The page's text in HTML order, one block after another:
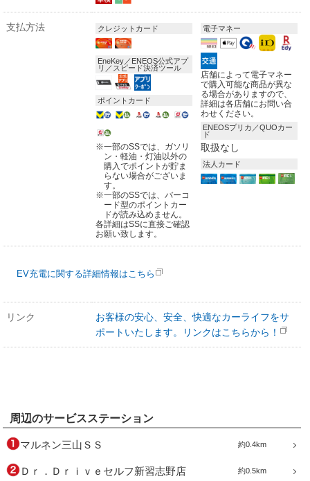
支払方法 クレジットカード
EneKey／ENEOS公式アプ
リ／スピード決済ツール
ポイントカード
※一部のSSでは、ガソリ
ン・軽油・灯油以外の
購入でポイントが貯ま
らない場合がございま
す。
※一部のSSでは、バーコ
ード型のポイントカー
ドが読み込めません。
各詳細はSSに直接ご確認
お願い致します。
電子マネー
店舗によって電子マネー
で購入可能な商品が異な
る場合がありますので、
詳細は各店舗にお問い合
わせください。
ENEOSプリカ／QUOカー
ド
取扱なし
法人カード
EV充電に関する詳細情報はこちら
リンク
お客様の安心、安全、快適なカーライフをサ
ポートいたします。リンクはこちらから！
周辺のサービスステーション
約0.4km
マルネン三山ＳＳ
約0.5km
Ｄｒ．Ｄｒｉｖｅセルフ新習志野店